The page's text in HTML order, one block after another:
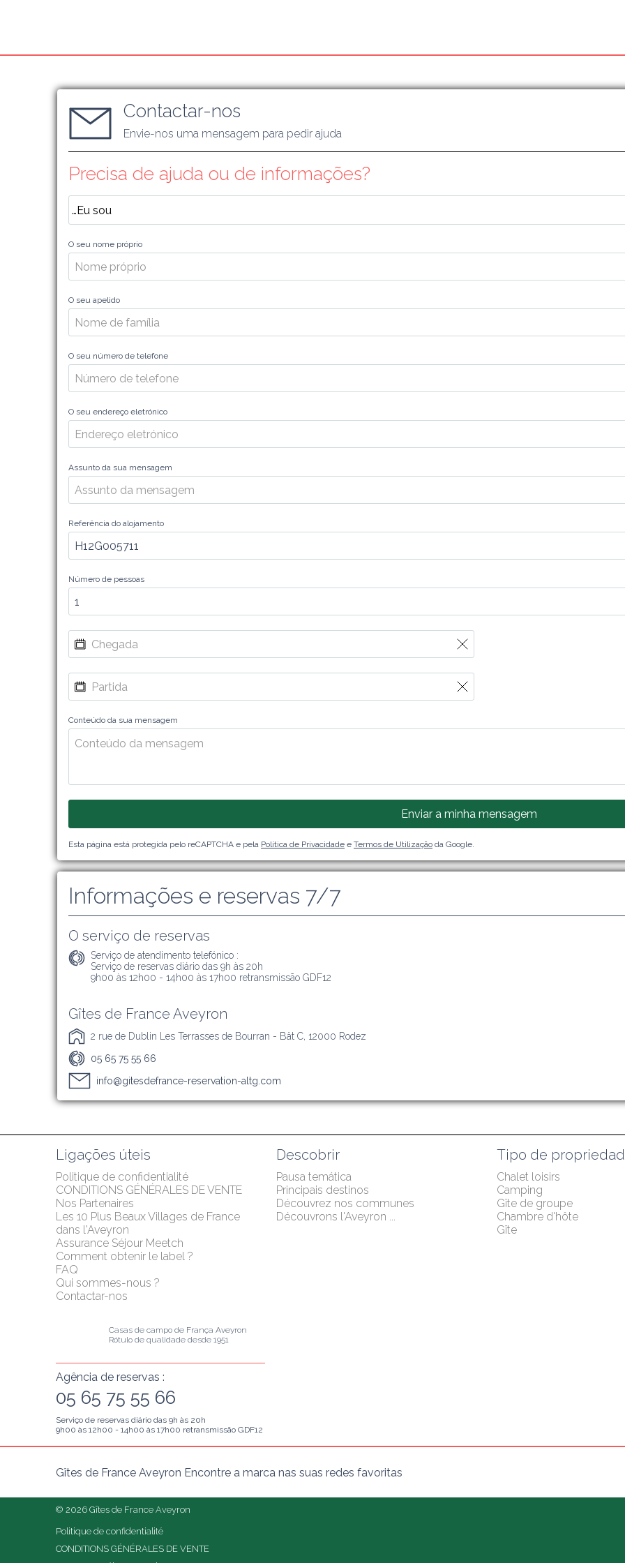
Contactar-nos
Envie-nos uma mensagem para pedir ajuda
Precisa de ajuda ou de informações?
O seu nome próprio
O seu apelido
O seu número de telefone
O seu endereço eletrónico
Assunto da sua mensagem
Referência do alojamento
Número de pessoas
Conteúdo da sua mensagem
Enviar a minha mensagem
Esta página está protegida pelo reCAPTCHA e pela Política de Privacidade e Termos de Utilização da Google.
Informações e reservas 7/7
O serviço de reservas
Serviço de atendimento telefónico :
Serviço de reservas diário das 9h às 20h
9h00 às 12h00 - 14h00 às 17h00 retransmissão GDF12
Gîtes de France Aveyron
2 rue de Dublin Les Terrasses de Bourran - Bât C, 12000 Rodez
05 65 75 55 66
info@gitesdefrance-reservation-altg.com
Ligações úteis
Politique de confidentialité
CONDITIONS GÉNÉRALES DE VENTE
Nos Partenaires
Les 10 Plus Beaux Villages de France
dans l'Aveyron
Assurance Séjour Meetch
Comment obtenir le label ?
FAQ
Qui sommes-nous ?
Contactar-nos
Descobrir
Pausa temática
Principais destinos
Découvrez nos communes
Découvrons l'Aveyron ...
Tipo de
Chalet loisirs
Camping
Gîte de groupe
Chambre d'hôte
Gîte
Casas de campo de França Aveyron
Rótulo de qualidade desde 1951
Agência de reservas :
05 65 75 55 66
Serviço de reservas diário das 9h às 20h
9h00 às 12h00 - 14h00 às 17h00 retransmissão GDF12
Gîtes de France Aveyron Encontre a marca nas suas redes favoritas
© 2026 Gîtes de France Aveyron
Politique de confidentialité
CONDITIONS GÉNÉRALES DE VENTE